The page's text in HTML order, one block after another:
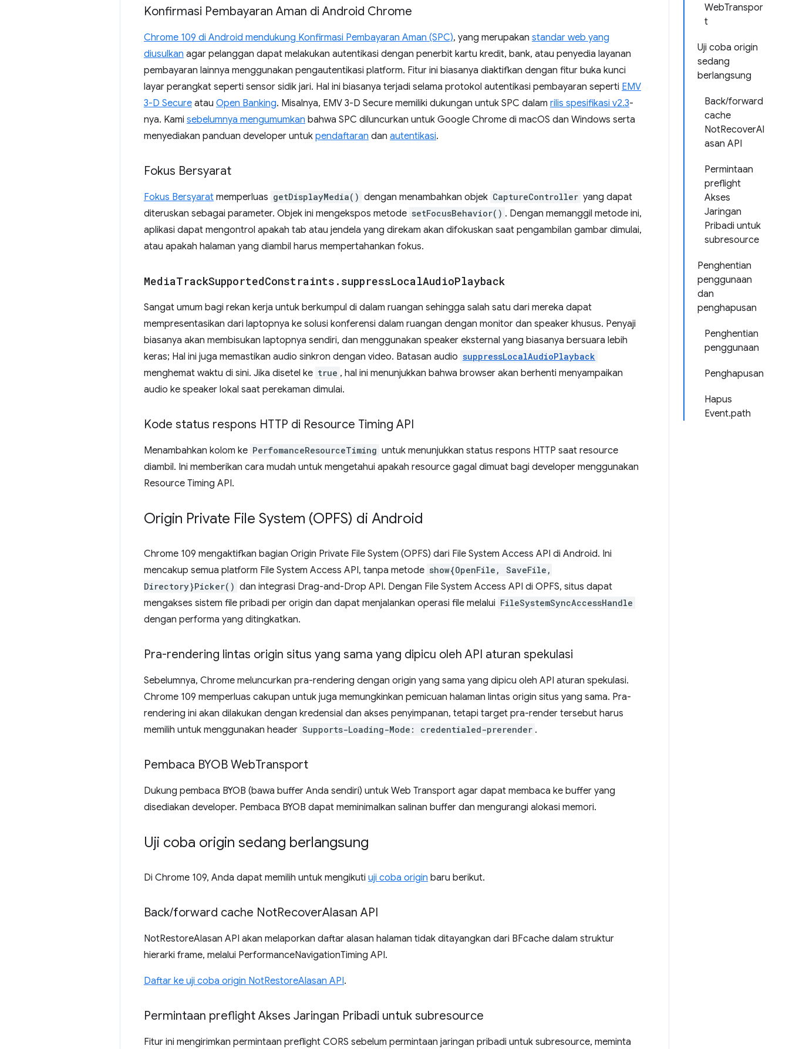
WebTranspor
t
Uji coba origin
sedang
berlangsung
Back/forward
cache
NotRecoverAl
asan API
Permintaan
preflight
Akses
Jaringan
Pribadi untuk
subresource
Penghentian
penggunaan
dan
penghapusan
Penghentian
penggunaan
Penghapusan
Hapus
Event.path
Konfirmasi Pembayaran Aman di Android Chrome
Chrome 109 di Android mendukung Konfirmasi Pembayaran Aman (SPC), yang merupakan standar web yang
diusulkan agar pelanggan dapat melakukan autentikasi dengan penerbit kartu kredit, bank, atau penyedia layanan
pembayaran lainnya menggunakan pengautentikasi platform. Fitur ini biasanya diaktifkan dengan fitur buka kunci
layar perangkat seperti sensor sidik jari. Hal ini biasanya terjadi selama protokol autentikasi pembayaran seperti EMV
3-D Secure atau Open Banking. Misalnya, EMV 3-D Secure memiliki dukungan untuk SPC dalam rilis spesifikasi v2.3-
nya. Kami sebelumnya mengumumkan bahwa SPC diluncurkan untuk Google Chrome di macOS dan Windows serta
menyediakan panduan developer untuk pendaftaran dan autentikasi.
Fokus Bersyarat
Fokus Bersyarat memperluas getDisplayMedia() dengan menambahkan objek CaptureController yang dapat
diteruskan sebagai parameter. Objek ini mengekspos metode setFocusBehavior() . Dengan memanggil metode ini,
aplikasi dapat mengontrol apakah tab atau jendela yang direkam akan difokuskan saat pengambilan gambar dimulai,
atau apakah halaman yang diambil harus mempertahankan fokus.
MediaTrackSupportedConstraints . suppressLocalAudioPlayback
Sangat umum bagi rekan kerja untuk berkumpul di dalam ruangan sehingga salah satu dari mereka dapat
mempresentasikan dari laptopnya ke solusi konferensi dalam ruangan dengan monitor dan speaker khusus. Penyaji
biasanya akan membisukan laptopnya sendiri, dan menggunakan speaker eksternal yang biasanya bersuara lebih
keras; Hal ini juga memastikan audio sinkron dengan video. Batasan audio suppressLocalAudioPlayback
menghemat waktu di sini. Jika disetel ke true , hal ini menunjukkan bahwa browser akan berhenti menyampaikan
audio ke speaker lokal saat perekaman dimulai.
Kode status respons HTTP di Resource Timing API
Menambahkan kolom ke PerfomanceResourceTiming untuk menunjukkan status respons HTTP saat resource
diambil. Ini memberikan cara mudah untuk mengetahui apakah resource gagal dimuat bagi developer menggunakan
Resource Timing API.
Origin Private File System (OPFS) di Android
Chrome 109 mengaktifkan bagian Origin Private File System (OPFS) dari File System Access API di Android. Ini
mencakup semua platform File System Access API, tanpa metode show{OpenFile, SaveFile,
Directory}Picker() dan integrasi Drag-and-Drop API. Dengan File System Access API di OPFS, situs dapat
mengakses sistem file pribadi per origin dan dapat menjalankan operasi file melalui FileSystemSyncAccessHandle
dengan performa yang ditingkatkan.
Pra-rendering lintas origin situs yang sama yang dipicu oleh API aturan spekulasi
Sebelumnya, Chrome meluncurkan pra-rendering dengan origin yang sama yang dipicu oleh API aturan spekulasi.
Chrome 109 memperluas cakupan untuk juga memungkinkan pemicuan halaman lintas origin situs yang sama. Pra-
rendering ini akan dilakukan dengan kredensial dan akses penyimpanan, tetapi target pra-render tersebut harus
memilih untuk menggunakan header Supports-Loading-Mode: credentialed-prerender .
Pembaca BYOB WebTransport
Dukung pembaca BYOB (bawa buffer Anda sendiri) untuk Web Transport agar dapat membaca ke buffer yang
disediakan developer. Pembaca BYOB dapat meminimalkan salinan buffer dan mengurangi alokasi memori.
Uji coba origin sedang berlangsung
Di Chrome 109, Anda dapat memilih untuk mengikuti uji coba origin baru berikut.
Back/forward cache NotRecoverAlasan API
NotRestoreAlasan API akan melaporkan daftar alasan halaman tidak ditayangkan dari BFcache dalam struktur
hierarki frame, melalui PerformanceNavigationTiming API.
Daftar ke uji coba origin NotRestoreAlasan API.
Permintaan preflight Akses Jaringan Pribadi untuk subresource
Fitur ini mengirimkan permintaan preflight CORS sebelum permintaan jaringan pribadi untuk subresource, meminta